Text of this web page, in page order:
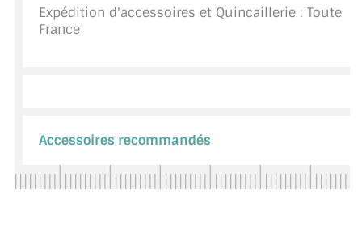
MON PANIER
NOUS CONTACTER
Expédition d'accessoires et Quincaillerie : Toute
France
Accessoires recommandés